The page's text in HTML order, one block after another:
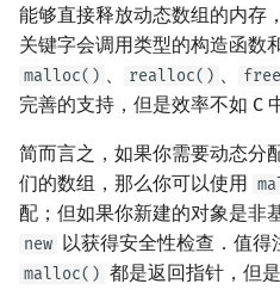
能够直接释放动态数组的内存
关键字会调用类型的构造函数
malloc() 、 realloc() 、
完善的支持，但是效率不如 C
简而言之，如果你需要动态分
们的数组，那么你可以使用
配；但如果你新建的对象是非
new 以获得安全性检查．值得
malloc() 都是返回指针，但是